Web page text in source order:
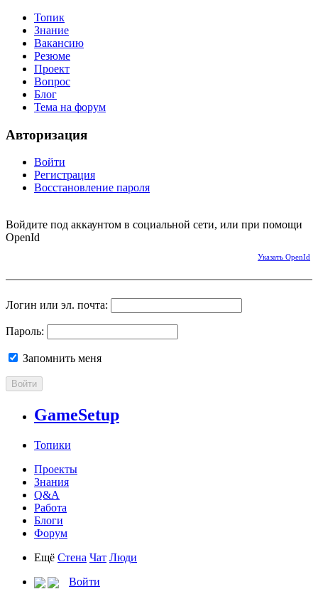
Топик
Знание
Вакансию
Резюме
Проект
Вопрос
Блог
Тема на форум
Авторизация
Войти
Регистрация
Восстановление пароля
Войдите под аккаунтом в социальной сети, или при помощи
OpenId
Указать OpenId
Логин или эл. почта:
Пароль:
Запомнить меня
Войти
GameSetup
Топики
Проекты
Знания
Q&A
Работа
Блоги
Форум
Ещё Стена Чат Люди
Войти